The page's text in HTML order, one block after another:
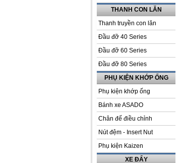
THANH CON LĂN
Thanh truyền con lăn
Đầu đỡ 40 Series
Đầu đỡ 60 Series
Đầu đỡ 80 Series
PHỤ KIỆN KHỚP ỐNG
Phụ kiện khớp ống
Bánh xe ASADO
Chân đế điều chỉnh
Nút đệm - Insert Nut
Phụ kiện Kaizen
XE ĐẨY